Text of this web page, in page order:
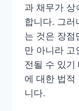
과 채무가 상
합니다. 그러
는 것은 장점
만 아니라 고
전될 수 있기
에 대한 법적
니다.